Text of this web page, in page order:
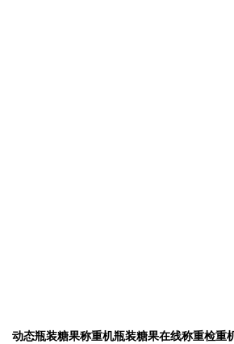
动态瓶装糖果称重机瓶装糖果在线称重检重